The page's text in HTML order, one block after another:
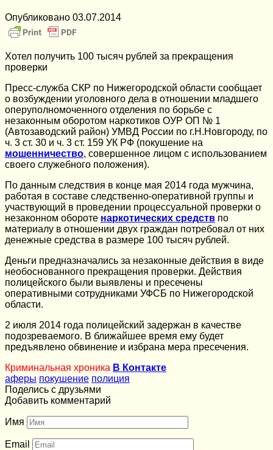
Опубликовано 03.07.2014
Хотел получить 100 тысяч рублей за прекращения
проверки
Пресс-служба СКР по Нижегородской области сообщает
о возбуждении уголовного дела в отношении младшего
оперуполномоченного отделения по борьбе с
незаконным оборотом наркотиков ОУР ОП № 1
(Автозаводский район) УМВД России по г.Н.Новгороду, по
ч. 3 ст. 30 и ч. 3 ст. 159 УК РФ (покушение на
мошенничество, совершенное лицом с использованием
своего служебного положения).
По данным следствия в конце мая 2014 года мужчина,
работая в составе следственно-оперативной группы и
участвующий в проведении процессуальной проверки о
незаконном обороте наркотических средств по
материалу в отношении двух граждан потребовал от них
денежные средства в размере 100 тысяч рублей.
Деньги предназначались за незаконные действия в виде
необоснованного прекращения проверки. Действия
полицейского были выявлены и пресечены
оперативными сотрудниками УФСБ по Нижегородской
области.
2 июля 2014 года полицейский задержан в качестве
подозреваемого. В ближайшее время ему будет
предъявлено обвинение и избрана мера пресечения.
Криминальная хроника В Контакте
аферы покушение полиция
Поделись с друзьями
Добавить комментарий
Имя
Email